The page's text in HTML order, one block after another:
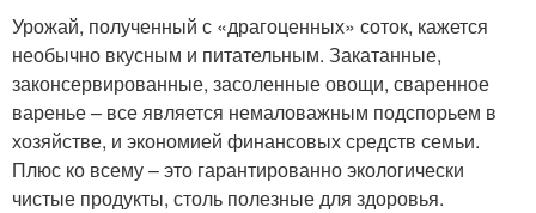
Урожай, полученный с «драгоценных» соток, кажется
необычно вкусным и питательным. Закатанные,
законсервированные, засоленные овощи, сваренное
варенье – все является немаловажным подспорьем в
хозяйстве, и экономией финансовых средств семьи.
Плюс ко всему – это гарантированно экологически
чистые продукты, столь полезные для здоровья.